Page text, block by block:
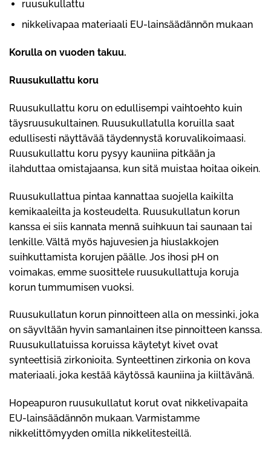
ruusukullattu
nikkelivapaa materiaali EU-lainsäädännön mukaan
Korulla on vuoden takuu.
Ruusukullattu koru
Ruusukullattu koru on edullisempi vaihtoehto kuin
täysruusukultainen. Ruusukullatulla koruilla saat
edullisesti näyttävää täydennystä koruvalikoimaasi.
Ruusukullattu koru pysyy kauniina pitkään ja
ilahduttaa omistajaansa, kun sitä muistaa hoitaa oikein.
Ruusukullattua pintaa kannattaa suojella kaikilta
kemikaaleilta ja kosteudelta. Ruusukullatun korun
kanssa ei siis kannata mennä suihkuun tai saunaan tai
lenkille. Vältä myös hajuvesien ja hiuslakkojen
suihkuttamista korujen päälle. Jos ihosi pH on
voimakas, emme suosittele ruusukullattuja koruja
korun tummumisen vuoksi.
Ruusukullatun korun pinnoitteen alla on messinki, joka
on säyvltään hyvin samanlainen itse pinnoitteen kanssa.
Ruusukullatuissa koruissa käytetyt kivet ovat
synteettisiä zirkonioita. Synteettinen zirkonia on kova
materiaali, joka kestää käytössä kauniina ja kiiltävänä.
Hopeapuron ruusukullatut korut ovat nikkelivapaita
EU-lainsäädännön mukaan. Varmistamme
nikkelittömyyden omilla nikkelitesteillä.